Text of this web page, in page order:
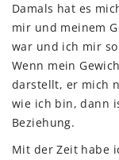
Damals hat es
mir und meinem
war und ich mir
Wenn mein
darstellt, er mich
wie ich bin, dann
Beziehung.
Mit der Zeit habe